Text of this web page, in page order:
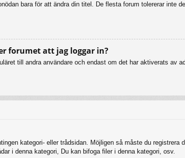
bara för att ändra din titel. De flesta forum tolererar inte
forumet att jag loggar in?
till andra användare och endast om det har aktiverats av
kategori- eller trådsidan. Möjligen så måste du
i denna kategori, Du kan bifoga filer i denna kategori, osv.